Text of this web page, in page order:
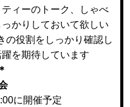
ィーのトーク、しゃべ
かりしておいて欲しい
の役割をしっかり確認し
を期待しています
に開催予定